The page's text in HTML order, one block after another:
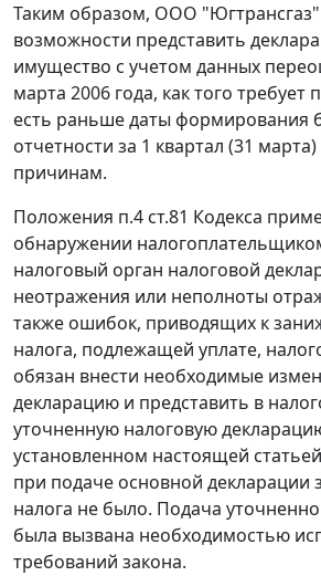
Таким образом, ООО
возможности представить
имущество с учетом данных
марта 2006 года, как того требует
есть раньше даты формирования
отчетности за 1 квартал (31
причинам.
Положения п.4 ст.81 Кодекса
обнаружении
налоговый орган налоговой
неотражения или неполноты
также ошибок, приводящих к
налога, подлежащей уплате,
обязан внести необходимые
декларацию и представить в
уточненную налоговую
установленном настоящей статьей
при подаче основной
налога не было. Подача
была вызвана необходимостью
требований закона.